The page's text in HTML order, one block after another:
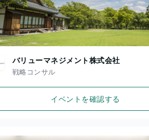
バリューマネジメント株式会社
戦略コンサル
イベントを確認する